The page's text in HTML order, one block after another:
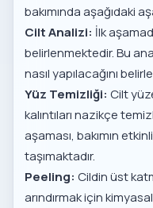
bakımında aşağıdaki
Cilt Analizi: İlk
belirlenmektedir. Bu
nasıl yapılacağını
Yüz Temizliği: Cilt
kalıntıları nazikçe
aşaması, bakımın
taşımaktadır.
Peeling: Cildin üst
arındırmak için